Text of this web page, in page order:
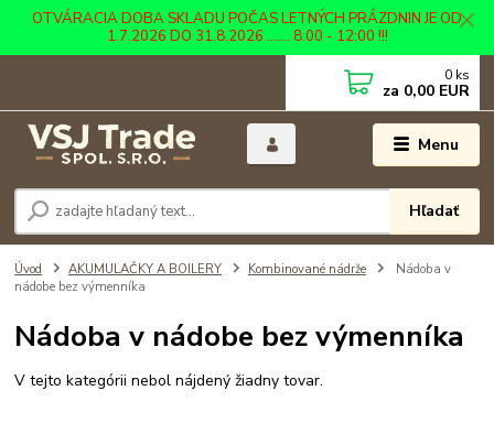
OTVÁRACIA DOBA SKLADU POČAS LETNÝCH PRÁZDNIN JE OD
1.7.2026 DO 31.8.2026 ....... 8:00 - 12:00 !!!
Menu
Hľadať
0 ks
za 0,00 EUR
Úvod AKUMULAČKY A BOILERY Kombinované nádrže
Nádoba v
nádobe bez výmenníka
Nádoba v nádobe bez výmenníka
V tejto kategórii nebol nájdený žiadny tovar.